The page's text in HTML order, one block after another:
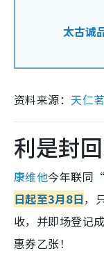
太古诚
资料来源： 天仁
利是封
康维他今年联同
日起至3月8日，
收，并即场登记
惠券乙张！